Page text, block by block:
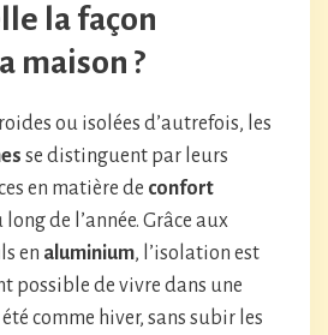
la façon
maison ?
ou isolées d’autrefois, les
se distinguent par leurs
en matière de confort
de l’année. Grâce aux
en aluminium, l’isolation est
possible de vivre dans une
comme hiver, sans subir les